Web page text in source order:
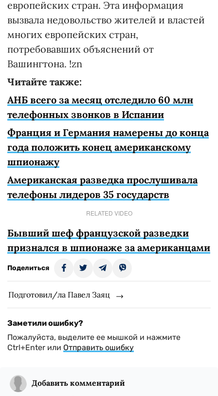
европейских стран. Эта информация
вызвала недовольство жителей и властей
многих европейских стран,
потребовавших объяснений от
Вашингтона. !zn
Читайте также:
АНБ всего за месяц отследило 60 млн
телефонных звонков в Испании
Франция и Германия намерены до конца
года положить конец американскому
шпионажу
Американская разведка прослушивала
телефоны лидеров 35 государств
RELATED VIDEO
Бывший шеф французской разведки
признался в шпионаже за американцами
Поделиться
Подготовил/ла Павел Заяц
Заметили ошибку?
Пожалуйста, выделите ее мышкой и нажмите
Ctrl+Enter или Отправить ошибку
Добавить комментарий